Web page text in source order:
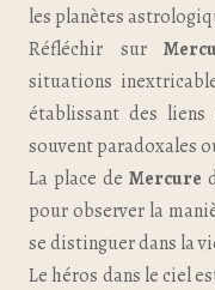
les planètes
Réfléchir sur
situations
établissant des
souvent paradoxales
La place de Mercure
pour observer la
se distinguer dans la
Le héros dans le ciel